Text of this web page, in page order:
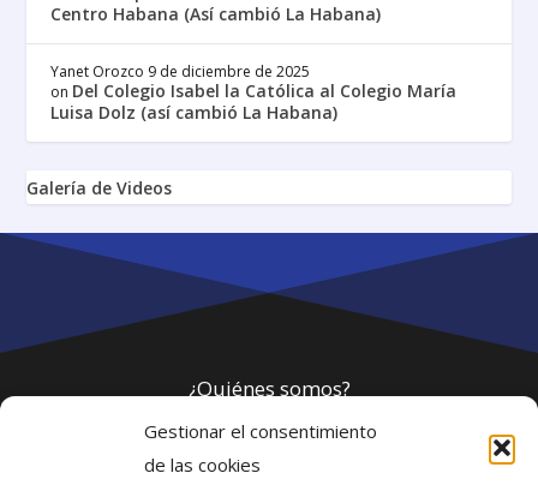
Gestionar el consentimiento
de las cookies
Centro Habana (Así cambió La Habana)
Yanet Orozco 9 de diciembre de 2025
on Del Colegio Isabel la Católica al Colegio María
Luisa Dolz (así cambió La Habana)
Galería de Videos
¿Quiénes somos?
Política de privacidad